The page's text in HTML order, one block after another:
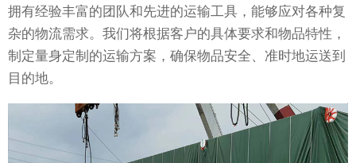
拥有经验丰富的团队和先进的运输工具，能够应对各种复
杂的物流需求。我们将根据客户的具体要求和物品特性，
制定量身定制的运输方案，确保物品安全、准时地运送到
目的地。